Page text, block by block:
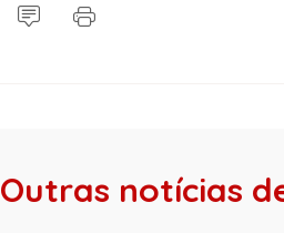
Outras notícias